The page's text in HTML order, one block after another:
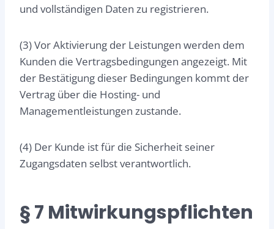
und vollständigen Daten zu registrieren.
(3) Vor Aktivierung der Leistungen werden dem
Kunden die Vertragsbedingungen angezeigt. Mit
der Bestätigung dieser Bedingungen kommt der
Vertrag über die Hosting- und
Managementleistungen zustande.
(4) Der Kunde ist für die Sicherheit seiner
Zugangsdaten selbst verantwortlich.
§ 7 Mitwirkungspflichten